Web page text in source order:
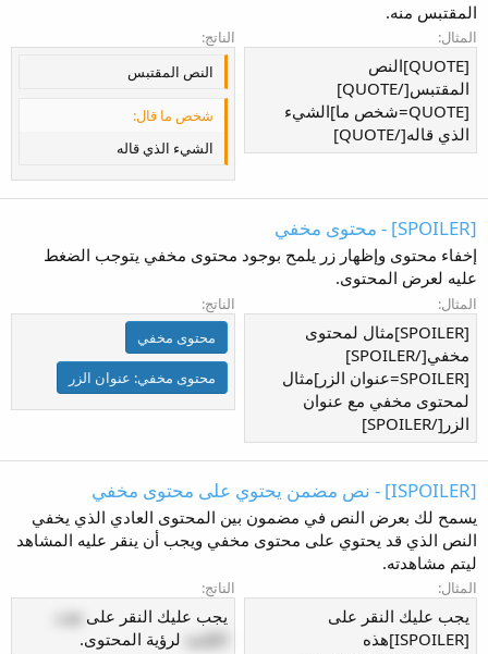
المقتبس منه.
المثال:
[QUOTE]النص
المقتبس[/QUOTE]
[QUOTE=شخص ما]الشيء
الذي قاله[/QUOTE]
الناتج:
النص المقتبس
شخص ما قال:
الشيء الذي قاله
[SPOILER] - محتوى مخفي
إخفاء محتوى وإظهار زر يلمح بوجود محتوى مخفي يتوجب الضغط
عليه لعرض المحتوى.
المثال:
[SPOILER]مثال لمحتوى
مخفي[/SPOILER]
[SPOILER=عنوان الزر]مثال
لمحتوى مخفي مع عنوان
الزر[/SPOILER]
الناتج:
محتوى مخفي
محتوى مخفي: عنوان الزر
[ISPOILER] - نص مضمن يحتوي على محتوى مخفي
يسمح لك بعرض النص في مضمون بين المحتوى العادي الذي يخفي
النص الذي قد يحتوي على محتوى مخفي ويجب أن ينقر عليه المشاهد
ليتم مشاهدته.
المثال:
يجب عليك النقر على
[ISPOILER]هذه
الناتج:
يجب عليك النقر على هذه
الكلمة لرؤية المحتوى.